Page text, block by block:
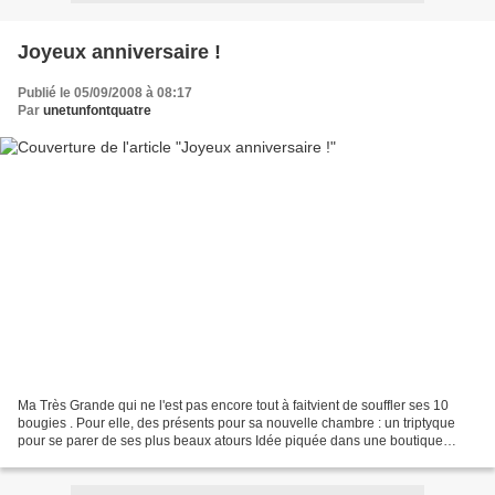
Joyeux anniversaire !
Publié le 05/09/2008 à 08:17
Par unetunfontquatre
Ma Très Grande qui ne l'est pas encore tout à faitvient de souffler ses 10
bougies . Pour elle, des présents pour sa nouvelle chambre : un triptyque
pour se parer de ses plus beaux atours Idée piquée dans une boutique